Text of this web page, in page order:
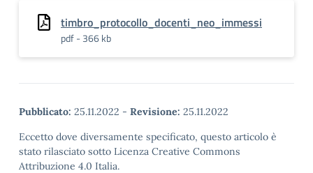
timbro_protocollo_docenti_neo_immessi
pdf - 366 kb
Pubblicato: 25.11.2022 - Revisione: 25.11.2022
Eccetto dove diversamente specificato, questo articolo è
stato rilasciato sotto Licenza Creative Commons
Attribuzione 4.0 Italia.